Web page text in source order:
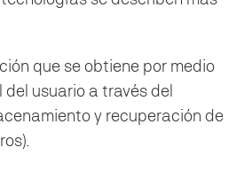
que se obtiene por medio
usuario a través del
y recuperación de